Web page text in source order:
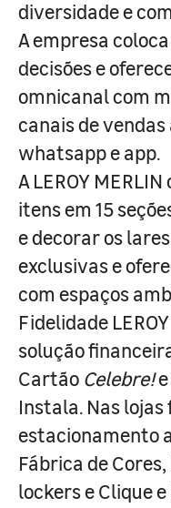
diversidade e
A empresa
decisões e
omnicanal com
canais de
whatsapp e app.
A LEROY
itens em 15
e decorar os
exclusivas e
com espaços
Fidelidade
solução
Cartão Celebre!e
Instala. Nas
estacionamento
Fábrica de
lockers e Clique